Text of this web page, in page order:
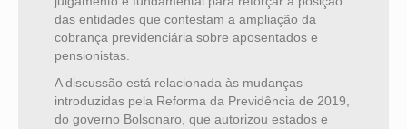
das entidades que contestam a ampliação da
cobrança previdenciária sobre aposentados e
pensionistas.
A discussão está relacionada às mudanças
introduzidas pela Reforma da Previdência de 2019,
do governo Bolsonaro, que autorizou estados e